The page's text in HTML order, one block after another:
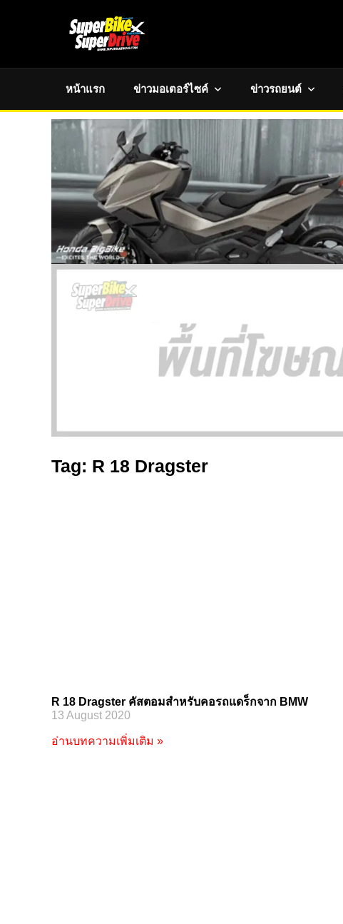
หน้าแรก ข่าวมอเตอร์ไซค์ ข่าวรถยนต์
Tag: R 18 Dragster
R 18 Dragster คัสตอมสำหรับคอรถแดร็กจาก BMW
13 August 2020
อ่านบทความเพิ่มเติม »